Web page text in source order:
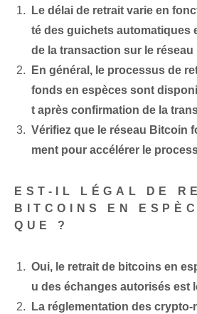
Le délai de retrait varie en
té des guichets automatiques
de la transaction sur le
En général, le processus de
fonds en espèces sont
t après confirmation de la
Vérifiez que le réseau Bitcoin
ment pour accélérer le
EST-IL LÉGAL DE
BITCOINS EN
QUE ?
Oui, le ⁢retrait de bitcoins en
u des échanges autorisés est
La réglementation des